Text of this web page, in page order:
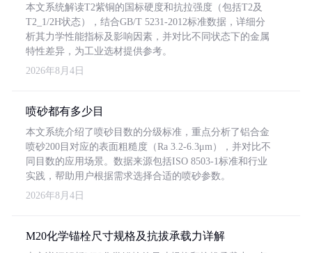
本文系统解读T2紫铜的国标硬度和抗拉强度（包括T2及
T2_1/2H状态），结合GB/T 5231-2012标准数据，详细分
析其力学性能指标及影响因素，并对比不同状态下的金属
特性差异，为工业选材提供参考。
2026年8月4日
喷砂都有多少目
本文系统介绍了喷砂目数的分级标准，重点分析了铝合金
喷砂200目对应的表面粗糙度（Ra 3.2-6.3μm），并对比不
同目数的应用场景。数据来源包括ISO 8503-1标准和行业
实践，帮助用户根据需求选择合适的喷砂参数。
2026年8月4日
M20化学锚栓尺寸规格及抗拔承载力详解